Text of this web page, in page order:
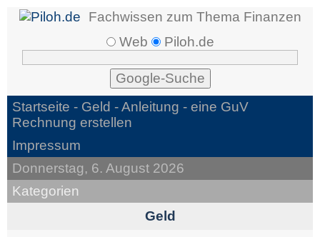
Fachwissen zum Thema Finanzen
Web
Piloh.de
Startseite - Geld - Anleitung - eine GuV
Rechnung erstellen
Impressum
Donnerstag, 6. August 2026
Kategorien
Geld